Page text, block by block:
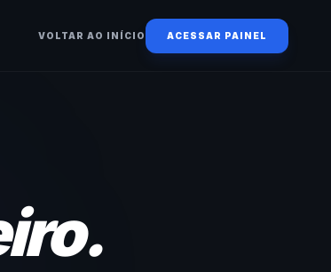
VOLTAR AO INÍCIO ACESSAR PAINEL